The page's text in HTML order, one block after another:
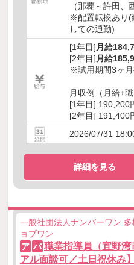
（那覇～許田、
※配置転換あり(
しての通勤)
[1年目] 月給
[2年目] 月給
※試用期間3ヶ
月収例（月給+
[1年目] 190,200
[2年目] 191,400
2026/07/31
詳細を見る
一般社団法人ナンバーワン
ョブワン
ア パ 職業指導員（宜野
アル面談可／土日祝休み】